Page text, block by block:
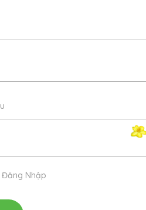
Đăng Nhập